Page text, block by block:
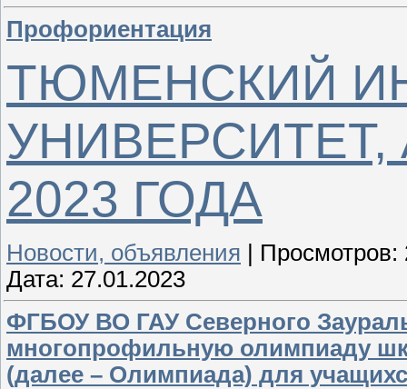
Профориентация
ТЮМЕНСКИЙ
2023 ГОДА
Новости, объявления Просмотров:
Дата: 27.01.2023
ФГБОУ ВО ГАУ Северного
многопрофильную олимпиаду
(далее – Олимпиада) для